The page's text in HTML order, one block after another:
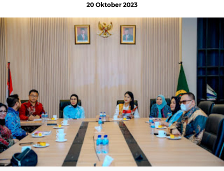
20 Oktober 2023